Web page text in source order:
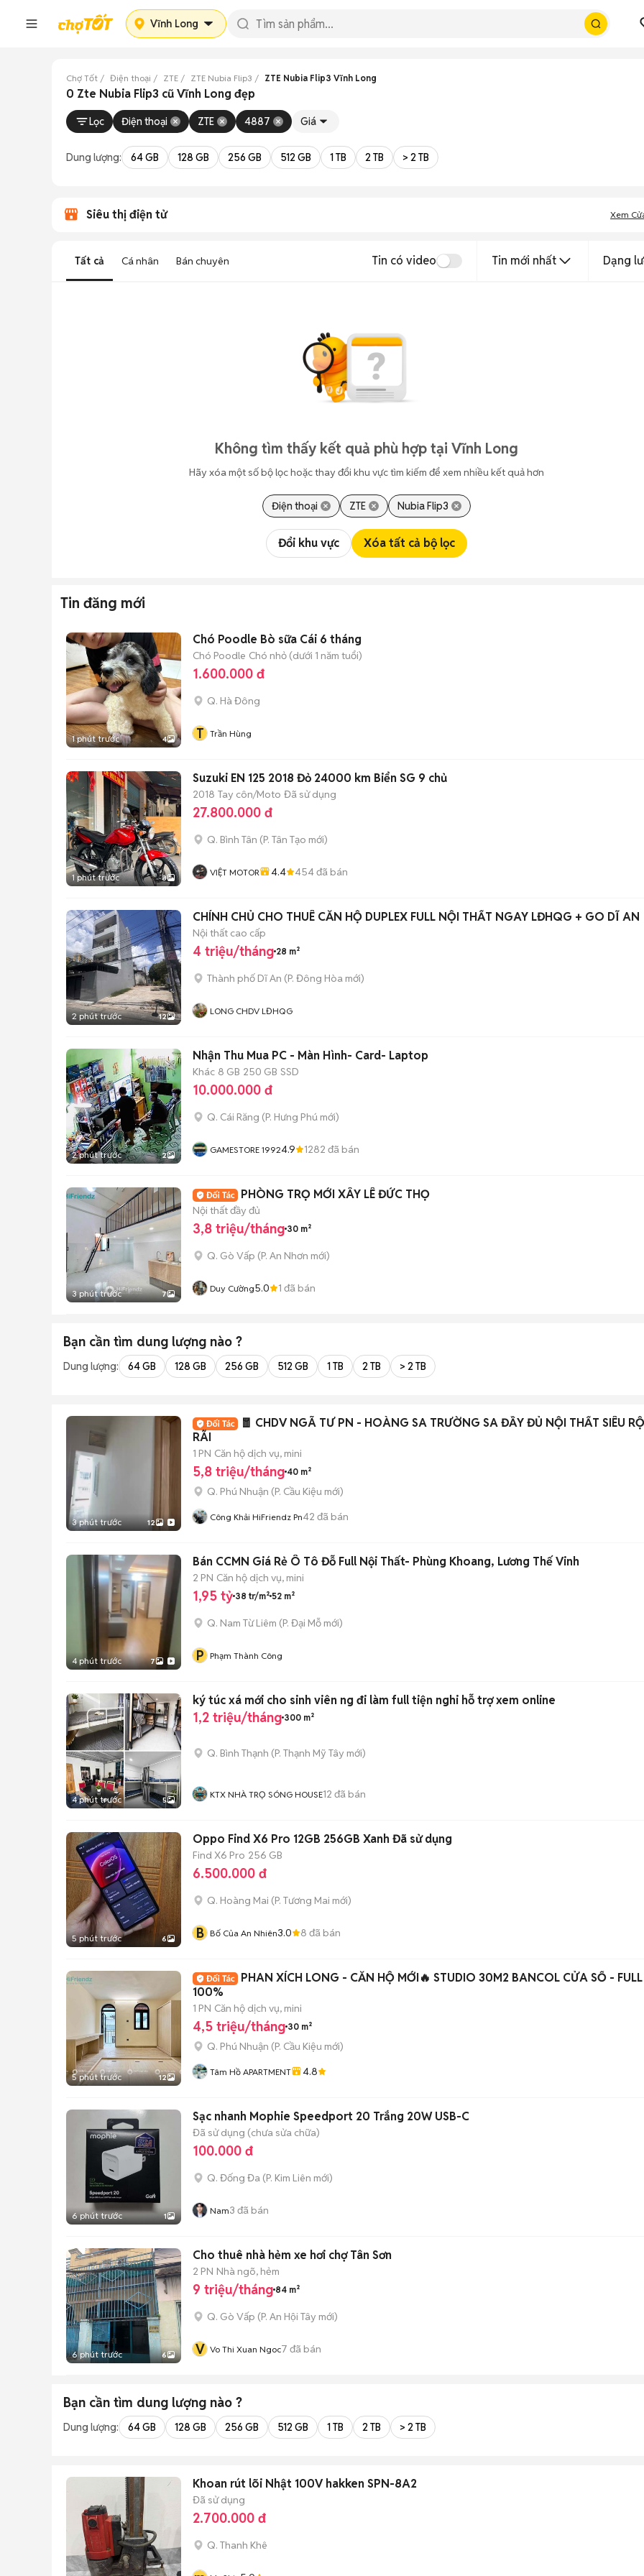
Vĩnh Long
Chợ Tốt Điện thoại ZTE ZTE Nubia Flip3 ZTE Nubia Flip3 Vĩnh Long
0 Zte Nubia Flip3 cũ Vĩnh Long đẹp
Lọc Điện thoại ZTE 4887 Giá
Dung lượng: 64 GB 128 GB 256 GB 512 GB 1 TB 2 TB > 2 TB
Siêu thị điện tử Xem
Tất cả Cá nhân Bán chuyên Tin có video Tin mới nhất Dạng
Không tìm thấy kết quả phù hợp tại Vĩnh Long
Hãy xóa một số bộ lọc hoặc thay đổi khu vực tìm kiếm để xem nhiều kết quả hơn
Điện thoại ZTE Nubia Flip3
Đổi khu vực Xóa tất cả bộ lọc
Tin đăng mới
1 phút trước 4
Chó Poodle Bò sữa Cái 6 tháng
Chó Poodle Chó nhỏ (dưới 1 năm tuổi)
1.600.000 đ
Q. Hà Đông
T Trần Hùng
1 phút trước 8
Suzuki EN 125 2018 Đỏ 24000 km Biển SG 9 chủ
2018 Tay côn/Moto Đã sử dụng
27.800.000 đ
Q. Bình Tân (P. Tân Tạo mới)
VIỆT MOTOR 4.4 454đã bán
2 phút trước 12
CHÍNH CHỦ CHO THUÊ CĂN HỘ DUPLEX FULL NỘI THẤT NGAY LĐHQG + GO DĨ AN
Nội thất cao cấp
4 triệu/tháng 28 m²
Thành phố Dĩ An (P. Đông Hòa mới)
LONG CHDV LĐHQG
2 phút trước 2
Nhận Thu Mua PC - Màn Hình- Card- Laptop
Khác 8 GB 250 GB SSD
10.000.000 đ
Q. Cái Răng (P. Hưng Phú mới)
GAMESTORE 19924.9 1282 đã bán
3 phút trước 7
PHÒNG TRỌ MỚI XÂY LÊ ĐỨC THỌ
Nội thất đầy đủ
3,8 triệu/tháng 30 m²
Q. Gò Vấp (P. An Nhơn mới)
Duy Cường5.0 1 đã bán
Bạn cần tìm dung lượng nào ?
Dung lượng: 64 GB 128 GB 256 GB 512 GB 1 TB 2 TB > 2 TB
3 phút trước 12
🧧 CHDV NGÃ TƯ PN - HOÀNG SA TRƯỜNG SA ĐẦY ĐỦ NỘI THẤT SIÊU
RÃI
1 PN Căn hộ dịch vụ, mini
5,8 triệu/tháng 40 m²
Q. Phú Nhuận (P. Cầu Kiệu mới)
Công Khải HiFriendz Pn42 đã bán
4 phút trước 7
Bán CCMN Giá Rẻ Ô Tô Đỗ Full Nội Thất- Phùng Khoang, Lương Thế Vinh
2 PN Căn hộ dịch vụ, mini
1,95 tỷ 38 tr/m² 52 m²
Q. Nam Từ Liêm (P. Đại Mỗ mới)
P Phạm Thành Công
4 phút trước 5
ký túc xá mới cho sinh viên ng đi làm full tiện nghi hỗ trợ xem online
1,2 triệu/tháng 300 m²
Q. Bình Thạnh (P. Thạnh Mỹ Tây mới)
KTX NHÀ TRỌ SÓNG HOUSE12 đã bán
5 phút trước 6
Oppo Find X6 Pro 12GB 256GB Xanh Đã sử dụng
Find X6 Pro 256 GB
6.500.000 đ
Q. Hoàng Mai (P. Tương Mai mới)
B Bố Của An Nhiên3.0 8 đã bán
5 phút trước 12
PHAN XÍCH LONG - CĂN HỘ MỚI🔥 STUDIO 30M2 BANCOL CỬA SỔ -
100%
1 PN Căn hộ dịch vụ, mini
4,5 triệu/tháng 30 m²
Q. Phú Nhuận (P. Cầu Kiệu mới)
Tâm Hồ APARTMENT 4.8
6 phút trước 1
Sạc nhanh Mophie Speedport 20 Trắng 20W USB-C
Đã sử dụng (chưa sửa chữa)
100.000 đ
Q. Đống Đa (P. Kim Liên mới)
Nam3 đã bán
6 phút trước 6
Cho thuê nhà hẻm xe hơi chợ Tân Sơn
2 PN Nhà ngõ, hẻm
9 triệu/tháng 84 m²
Q. Gò Vấp (P. An Hội Tây mới)
V Vo Thi Xuan Ngoc7 đã bán
Bạn cần tìm dung lượng nào ?
Dung lượng: 64 GB 128 GB 256 GB 512 GB 1 TB 2 TB > 2 TB
Khoan rút lõi Nhật 100V hakken SPN-8A2
Đã sử dụng
2.700.000 đ
Q. Thanh Khê